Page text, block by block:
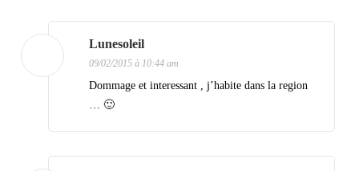
i
o
Lunesoleil
09/02/2015 à 10:44 am
Dommage et interessant , j’habite dans la region
… 🙂